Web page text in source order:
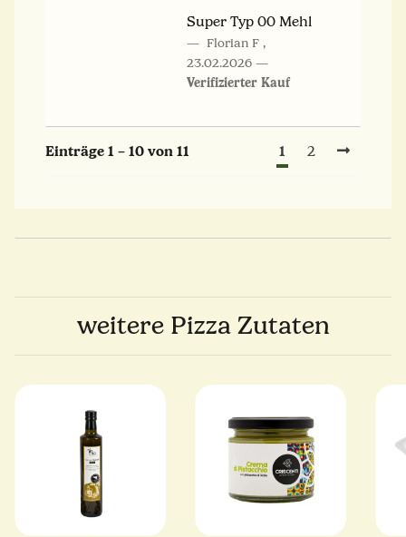
Super Typ 00 Mehl
Florian F ,
23.02.2026
Verifizierter Kauf
Einträge 1 – 10 von 11 1 2
weitere Pizza Zutaten